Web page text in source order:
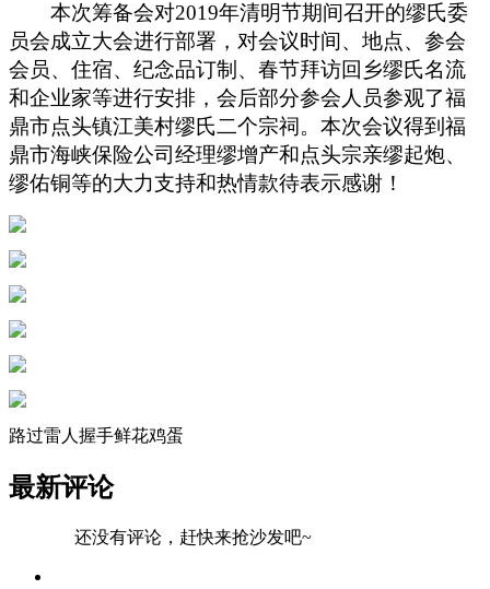
本次筹备会对2019年清明节期间召开的缪氏委
员会成立大会进行部署，对会议时间、地点、参会
会员、住宿、纪念品订制、春节拜访回乡缪氏名流
和企业家等进行安排，会后部分参会人员参观了福
鼎市点头镇江美村缪氏二个宗祠。本次会议得到福
鼎市海峡保险公司经理缪增产和点头宗亲缪起炮、
缪佑铜等的大力支持和热情款待表示感谢！
路过雷人 握手鲜花鸡蛋
最新评论
还没有评论，赶快来抢沙发吧~